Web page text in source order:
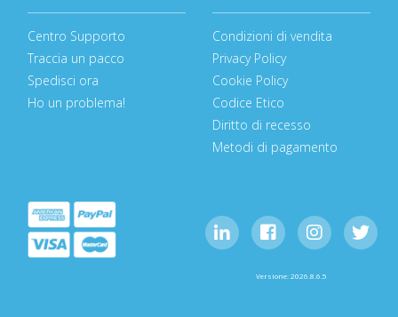
Centro Supporto
Traccia un pacco
Spedisci ora
Ho un problema!
Condizioni di vendita
Privacy Policy
Cookie Policy
Codice Etico
Diritto di recesso
Metodi di pagamento
Versione: 2026.8.6.5